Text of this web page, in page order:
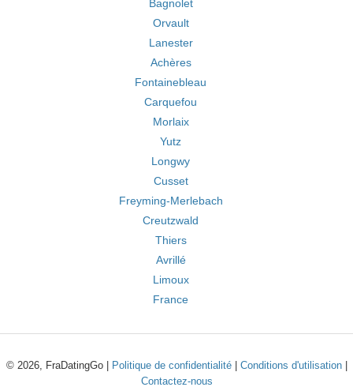
Bagnolet
Orvault
Lanester
Achères
Fontainebleau
Carquefou
Morlaix
Yutz
Longwy
Cusset
Freyming-Merlebach
Creutzwald
Thiers
Avrillé
Limoux
France
© 2026, FraDatingGo | Politique de confidentialité| Conditions d'utilisation|
Contactez-nous